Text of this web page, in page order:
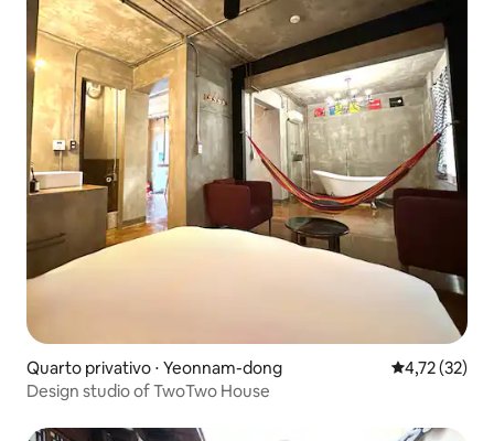
Quarto privativo ⋅ Yeonnam-dong 4,72 de uma
4,72 (32)
Design studio of TwoTwo House